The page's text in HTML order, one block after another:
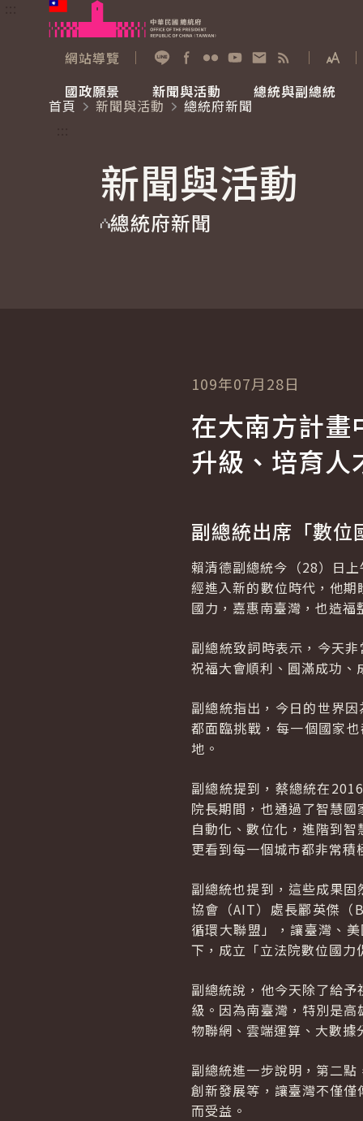
跳到主要內容
網站導覽
展開
國政願景
國家氣候變遷對策委員會
重要談話
新聞與活動
總統府新聞
影音頻道
總統與副總統
賴清德總統
參觀資訊
首頁 新聞與活動
總統府新聞
新聞與活動
總統府新聞
109年07月28日
在大南方計
升級、培育人
副總統出席「數位
賴清德副總統今（28）日
經進入新的數位時代，他
國力，嘉惠南臺灣，也造福
副總統致詞時表示，今天
祝福大會順利、圓滿成功
副總統指出，今日的世界
都面臨挑戰，每一個國家
地。
副總統提到，蔡總統在
院長期間，也通過了智慧
自動化、數位化，進階到
更看到每一個城市都非常
副總統也提到，這些成果
協會（AIT）處長酈英傑
循環大聯盟」，讓臺灣、
下，成立「立法院數位國
副總統說，他今天除了給
級。因為南臺灣，特別是
物聯網、雲端運算、大數
副總統進一步說明，第二
創新發展等，讓臺灣不僅
而受益。